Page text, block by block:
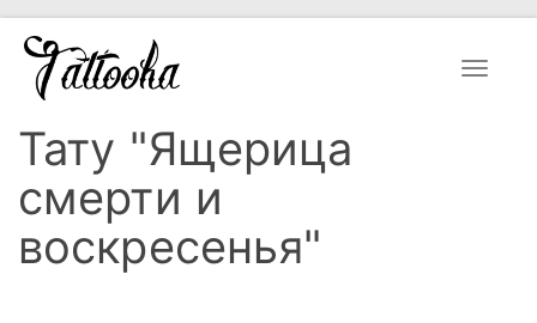
Toggle
Тату "Ящерица
смерти и
воскресенья"